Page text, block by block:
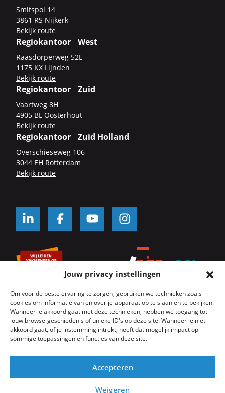
Jouw privacy instellingen
Om voor de beste ervaring te zorgen, gebruiken we technieken zoals
cookies om informatie van en over je apparaat op te slaan en te bekijken.
Wanneer je akkoord gaat met deze technieken, hebben we toegang tot
jouw browse-geschiedenis of unieke ID's op deze site. Wanneer je niet
akkoord gaat, of je instemming intrekt, heeft dat mogelijk impact op
sommige toepassingen en functies van deze site.
Accepteren
Weigeren
Smits­pol 14
3861 RS Nij­kerk
Be­kijk route
Regiokantoor West
Raas­dor­per­weg 52E
1175 KX Lijn­den
Be­kijk route
Regiokantoor Zuid
Vaart­weg 8H
4905 BL Oos­ter­hout
Be­kijk route
Regiokantoor Zuid Holland
Over­schie­se­weg 106
3044 EH Rot­ter­dam
Be­kijk route
© SKK Kozijnwacht 2026
Algemene voorwaarden
Servicevoorwaarden
Onderhoudsvoorwaarden